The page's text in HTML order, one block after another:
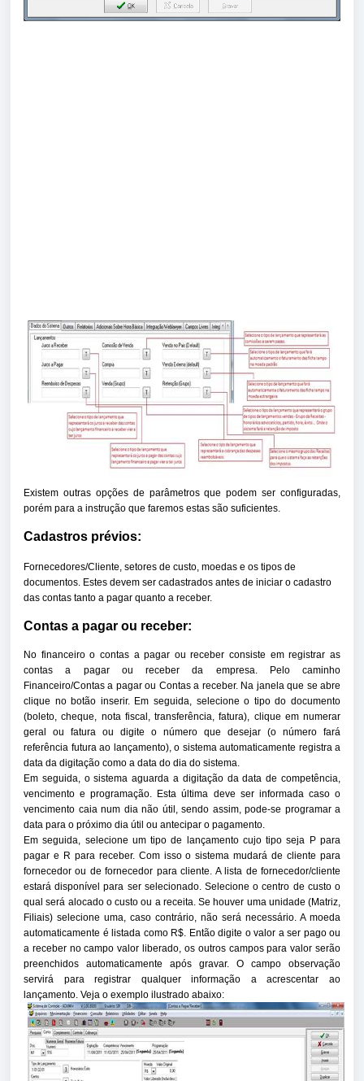
Existem outras opções de parâmetros que podem ser configuradas,
porém para a instrução que faremos estas são suficientes.
Cadastros prévios:
Fornecedores/Cliente, setores de custo, moedas e os tipos de
documentos. Estes devem ser cadastrados antes de iniciar o cadastro
das contas tanto a pagar quanto a receber.
Contas a pagar ou receber:
No financeiro o contas a pagar ou receber consiste em registrar as
contas a pagar ou receber da empresa. Pelo caminho
Financeiro/Contas a pagar ou Contas a receber. Na janela que se abre
clique no botão inserir. Em seguida, selecione o tipo do documento
(boleto, cheque, nota fiscal, transferência, fatura), clique em numerar
geral ou fatura ou digite o número que desejar (o número fará
referência futura ao lançamento), o sistema automaticamente registra a
data da digitação como a data do dia do sistema.
Em seguida, o sistema aguarda a digitação da data de competência,
vencimento e programação. Esta última deve ser informada caso o
vencimento caia num dia não útil, sendo assim, pode-se programar a
data para o próximo dia útil ou antecipar o pagamento.
Em seguida, selecione um tipo de lançamento cujo tipo seja P para
pagar e R para receber. Com isso o sistema mudará de cliente para
fornecedor ou de fornecedor para cliente. A lista de fornecedor/cliente
estará disponível para ser selecionado. Selecione o centro de custo o
qual será alocado o custo ou a receita. Se houver uma unidade (Matriz,
Filiais) selecione uma, caso contrário, não será necessário. A moeda
automaticamente é listada como R$. Então digite o valor a ser pago ou
a receber no campo valor liberado, os outros campos para valor serão
preenchidos automaticamente após gravar. O campo observação
servirá para registrar qualquer informação a acrescentar ao
lançamento. Veja o exemplo ilustrado abaixo: